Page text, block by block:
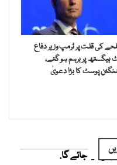
کی قلت پر ٹرمپ وزیر دفاع
ہیگستھ پر برہم ہو گئے،
پوسٹ کا بڑا دعویٰ
کیا جائے گا.